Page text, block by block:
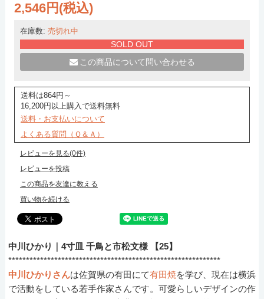
2,546円(税込)
在庫数: 売切れ中
SOLD OUT
この商品について問い合わせる
送料は864円～
16,200円以上購入で送料無料
送料・お支払いについて
よくある質問（Ｑ＆Ａ）
レビューを見る(0件)
レビューを投稿
この商品を友達に教える
買い物を続ける
中川ひかり｜4寸皿 千鳥と市松文様 【25】
************************************************************
中川ひかりさんは佐賀県の有田にて有田焼を学び、現在は横浜
で活動をしている若手作家さんです。可愛らしいデザインの作